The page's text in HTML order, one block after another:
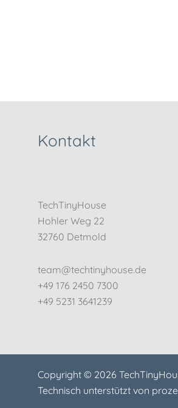
Kontakt
TechTinyHouse
Hohler Weg 22
32760 Detmold
team@techtinyhouse.de
+49 176 2450 7300
+49 5231 3641239
Copyright © 2026
Technisch unterstützt von